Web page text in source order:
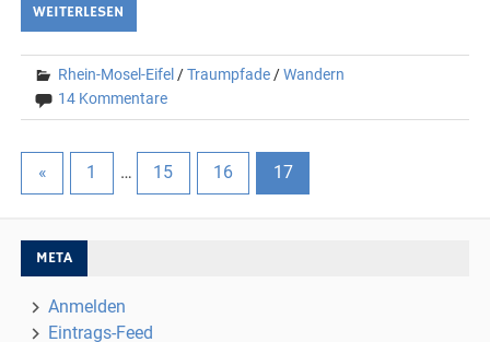
WEITERLESEN
Rhein-Mosel-Eifel /Traumpfade /Wandern
14 Kommentare
« 1 … 15 16 17
META
Anmelden
Eintrags-Feed